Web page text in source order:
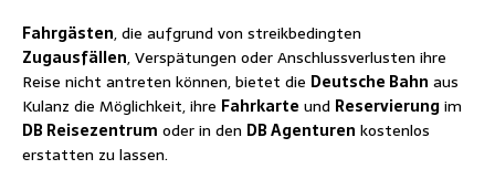
Fahrgästen, die aufgrund von streikbedingten
Zugausfällen, Verspätungen oder Anschlussverlusten ihre
Reise nicht antreten können, bietet die Deutsche Bahn aus
Kulanz die Möglichkeit, ihre Fahrkarte und Reservierungim
DB Reisezentrum oder in den DB Agenturen kostenlos
erstatten zu lassen.